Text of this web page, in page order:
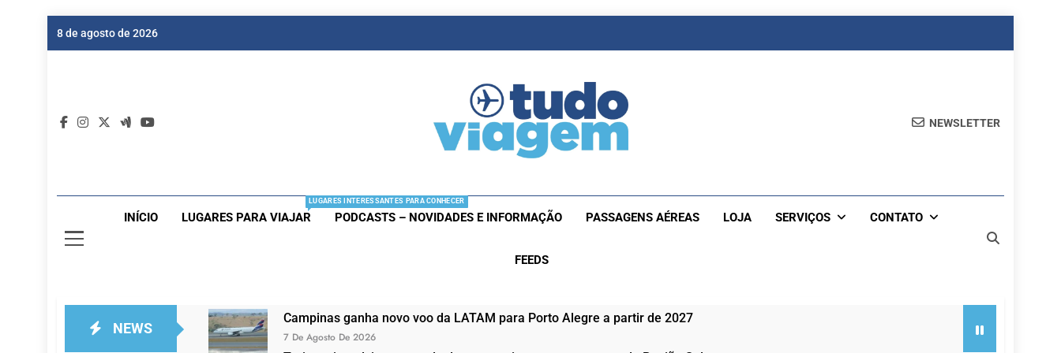
8 de agosto de 2026
NEWSLETTER
INÍCIO LUGARES PARA VIAJAR
LUGARES INTERESSANTES PARA CONHECER
PODCASTS – NOVIDADES E INFORMAÇÃO PASSAGENS AÉREAS LOJA SERVIÇOS CONTATO
FEEDS
NEWS
Campinas ganha novo voo da LATAM para Porto Alegre a partir de 2027
7 De Agosto De 2026